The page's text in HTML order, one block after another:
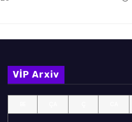
VİP Arxiv